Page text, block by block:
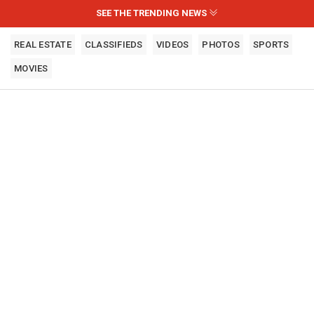
SEE THE TRENDING NEWS
REAL ESTATE CLASSIFIEDS VIDEOS PHOTOS SPORTS
MOVIES